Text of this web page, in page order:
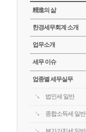
CATEGORY
精進의 삶
한경세무회계 소개
업무소개
세무 이슈
업종별 세무실무
법인세 일반
종합소득세 일반